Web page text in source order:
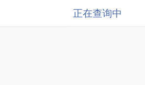
正在查询中